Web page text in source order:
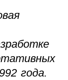
года.